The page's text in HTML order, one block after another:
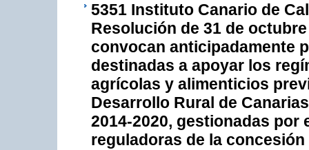
5351 Instituto Canario de
Resolución de 31 de
convocan anticipadamente
destinadas a apoyar los
agrícolas y alimenticios
Desarrollo Rural de
2014-2020, gestionadas
reguladoras de la